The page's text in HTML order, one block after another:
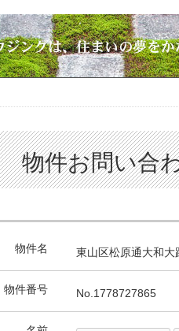
物件お問い合
物件名 東山区松原通大和
物件番号 No.1778727865